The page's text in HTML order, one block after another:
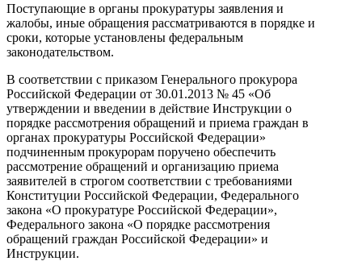
Поступающие в органы прокуратуры заявления и
жалобы, иные обращения рассматриваются в порядке и
сроки, которые установлены федеральным
законодательством.
В соответствии с приказом Генерального прокурора
Российской Федерации от 30.01.2013 № 45 «Об
утверждении и введении в действие Инструкции о
порядке рассмотрения обращений и приема граждан в
органах прокуратуры Российской Федерации»
подчиненным прокурорам поручено обеспечить
рассмотрение обращений и организацию приема
заявителей в строгом соответствии с требованиями
Конституции Российской Федерации, Федерального
закона «О прокуратуре Российской Федерации»,
Федерального закона «О порядке рассмотрения
обращений граждан Российской Федерации» и
Инструкции.